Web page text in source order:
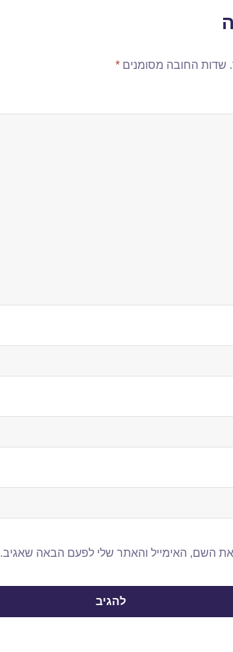
שדות החובה מסומנים*
השם, האימייל והאתר שלי לפעם הבאה שאגיב.